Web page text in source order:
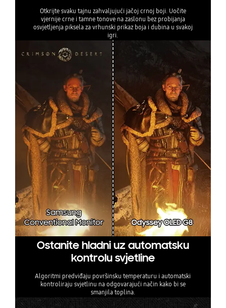
Otkrijte svaku tajnu zahvaljujući jačoj crnoj boji. Uočite
vjernije crne i tamne tonove na zaslonu bez probijanja
osvjetljenja piksela za vrhunski prikaz boja i dubina u svakoj
igri.
Ostanite hladni uz automatsku
kontrolu svjetline
Algoritmi predviđaju površinsku temperaturu i automatski
kontroliraju svjetlinu na odgovarajući način kako bi se
smanjila toplina.